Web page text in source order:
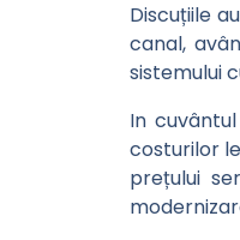
Discuțiile
canal,
sistemului
In
costurilor
prețului